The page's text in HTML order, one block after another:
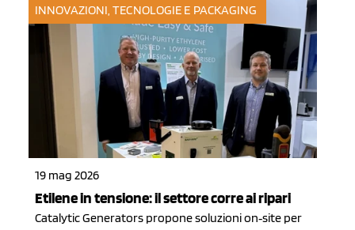
INNOVAZIONI, TECNOLOGIE E PACKAGING
19 mag 2026
Etilene in tensione: il settore corre ai ripari
Catalytic Generators propone soluzioni on‑site per